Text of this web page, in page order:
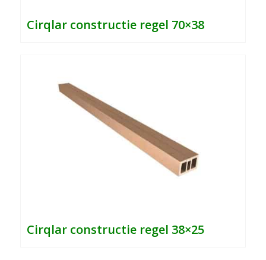
Cirqlarconstructie regel 70×38
Cirqlarconstructie regel 38×25